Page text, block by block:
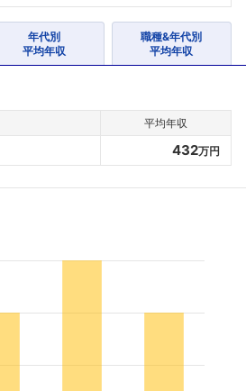
年代別
平均年収
職種&年代別
平均年収
平均年収
432万円